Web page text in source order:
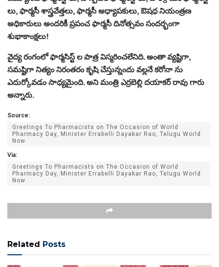
లు, ఫార్మసీ శాస్త్రవేత్తలు, ఫార్మసీ అధ్యాపకులు, ఔషధ నియంత్రణ
అధికారులు అందరికీ ప్రపంచ ఫార్మసీ దినోత్సవం సందర్భంగా
శుభాకాంక్షలు!
వైద్య రంగంలో ఫార్మసిస్ట్ ల పాత్ర విస్మరించలేనిది. అంతా వ్యష్టిగా,
సమష్టిగా నిత్యం నిరంతరం కృషి చేస్తున్నందు వల్లనే కరోనా ను
ఎదుర్కోవడం సాధ్యమైంది. అని మంత్రి ఎర్రబెల్లి దయాకర్ రావు గారు
అన్నారు.
Source:
Greetings To Pharmacists on The Occasion of World
Pharmacy Day, Minister Errabelli Dayakar Rao, Telugu World
Now
Via:
Greetings To Pharmacists on The Occasion of World
Pharmacy Day, Minister Errabelli Dayakar Rao, Telugu World
Now
Related Posts